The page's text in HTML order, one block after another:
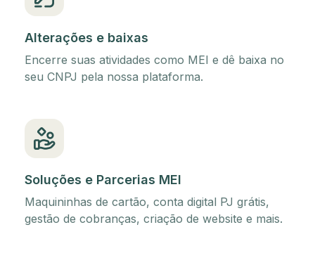
Alterações e baixas
Encerre suas atividades como MEI e dê baixa no
seu CNPJ pela nossa plataforma.
Soluções e Parcerias MEI
Maquininhas de cartão, conta digital PJ grátis,
gestão de cobranças, criação de website e mais.